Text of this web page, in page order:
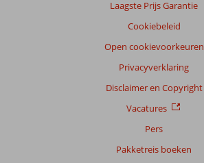
Laagste Prijs Garantie
Cookiebeleid
Open cookievoorkeuren
Privacyverklaring
Disclaimer en Copyright
Vacatures
Pers
Pakketreis boeken